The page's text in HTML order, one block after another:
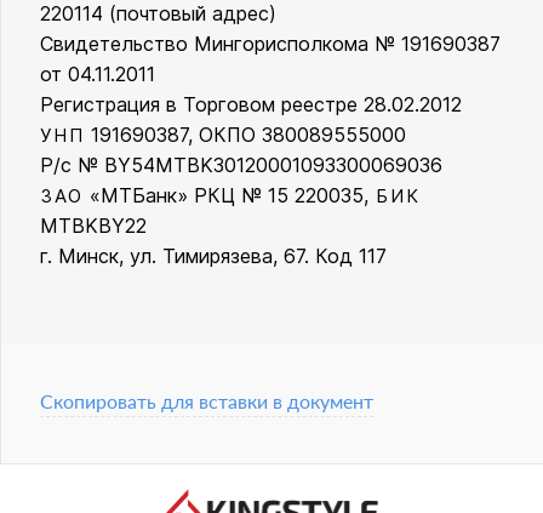
220114 (почтовый адрес)
Свидетельство Мингорисполкома № 191690387
от 04.11.2011
Регистрация в Торговом реестре 28.02.2012
УНП 191690387, ОКПО 380089555000
Р/с № BY54MTBK30120001093300069036
ЗАО «МТБанк» РКЦ № 15 220035, БИК
MTBKBY22
г. Минск, ул. Тимирязева, 67. Код 117
Скопировать для вставки в документ